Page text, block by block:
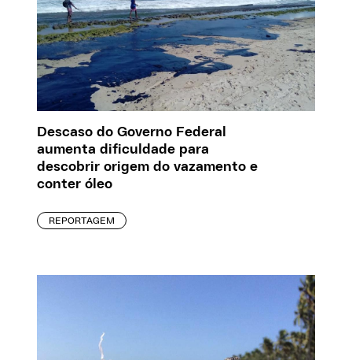
Descaso do Governo Federal
aumenta dificuldade para
descobrir origem do vazamento e
conter óleo
REPORTAGEM